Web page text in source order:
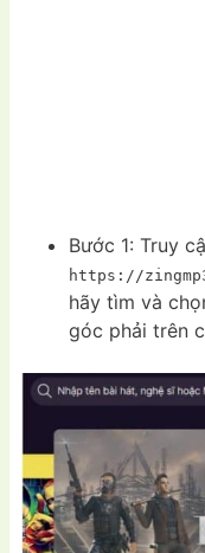
Bước 1: Truy
https://
hãy tìm và
góc phải trên